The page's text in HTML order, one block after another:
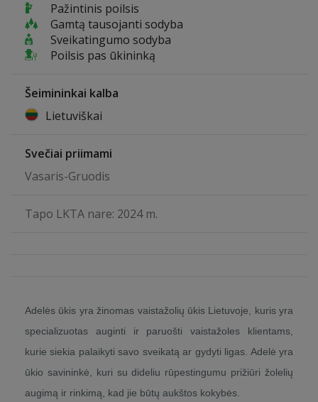
Pažintinis poilsis
Gamtą tausojanti sodyba
Sveikatingumo sodyba
Poilsis pas ūkininką
Šeimininkai kalba
Lietuviškai
Svečiai priimami
Vasaris-Gruodis
Tapo LKTA nare: 2024 m.
Adelės ūkis yra žinomas vaistažolių ūkis Lietuvoje, kuris yra
specializuotas auginti ir paruošti vaistažoles klientams,
kurie siekia palaikyti savo sveikatą ar gydyti ligas. Adelė yra
ūkio savininkė, kuri su dideliu rūpestingumu prižiūri žolelių
augimą ir rinkimą, kad jie būtų aukštos kokybės.